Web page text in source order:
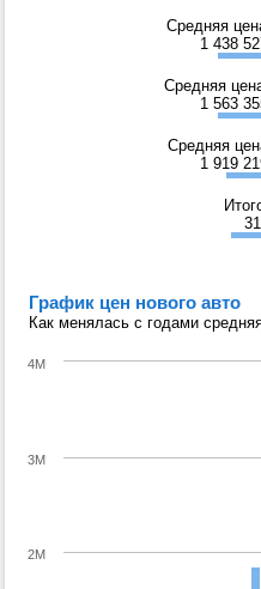
Средняя
1 438
Средняя
1 563
Средняя
1 919
График цен нового авто
Как менялась с годами
2M
3M
4M